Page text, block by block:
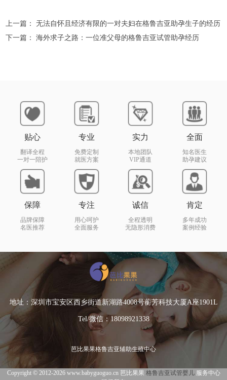
上一篇：
无法自怀且经济有限的一对夫妇在格鲁吉亚助孕生子的经历
下一篇：
海外求子之路：一位准父母的格鲁吉亚试管助孕经历
贴心
翻译全程
一对一陪护
专业
免费定制
就医方案
实力
本地团队
VIP通道
全面
知名医生
助孕建议
保障
品牌保障
名医推荐
专注
用心呵护
全面服务
诚信
全程透明
无隐形消费
肯定
多年成功
案例经验
地址：深圳市宝安区西乡街道新湖路4008号蘅芳科技大厦A座1901L
Tel/微信：18098921338
芭比果果格鲁吉亚辅助生殖中心
Copyright © 2012-2026 www.babyguoguo.cn 芭比果果 格鲁吉亚试管婴儿 服务中心